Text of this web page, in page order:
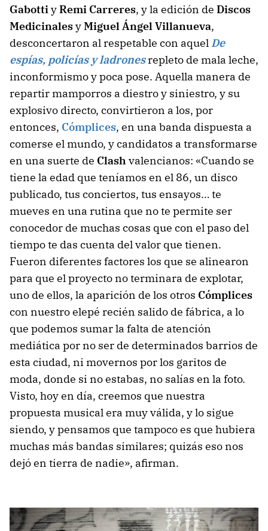
GabottiyRemi Carreres, y la edición de Discos
MedicinalesyMiguel Ángel Villanueva,
desconcertaron al respetable con aquel De
espías, policías y ladronesrepleto de mala leche,
inconformismo y poca pose. Aquella manera de
repartir mamporros a diestro y siniestro, y su
explosivo directo, convirtieron a los, por
entonces, Cómplices, en una banda dispuesta a
comerse el mundo, y candidatos a transformarse
en una suerte de Clash valencianos: «Cuando se
tiene la edad que teníamos en el 86, un disco
publicado, tus conciertos, tus ensayos… te
mueves en una rutina que no te permite ser
conocedor de muchas cosas que con el paso del
tiempo te das cuenta del valor que tienen.
Fueron diferentes factores los que se alinearon
para que el proyecto no terminara de explotar,
uno de ellos, la aparición de los otros Cómplices
con nuestro elepé recién salido de fábrica, a lo
que podemos sumar la falta de atención
mediática por no ser de determinados barrios de
esta ciudad, ni movernos por los garitos de
moda, donde si no estabas, no salías en la foto.
Visto, hoy en día, creemos que nuestra
propuesta musical era muy válida, y lo sigue
siendo, y pensamos que tampoco es que hubiera
muchas más bandas similares; quizás eso nos
dejó en tierra de nadie», afirman.